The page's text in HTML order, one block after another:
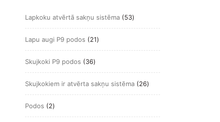
Lapkoku atvērtā sakņu sistēma 5353
produkts
Lapu augi P9 podos
2121
produkts
Skujkoki P9 podos
3636
produkts
Skujkokiem ir atvērta sakņu sistēma
2626
produkts
Podos
22
produkts